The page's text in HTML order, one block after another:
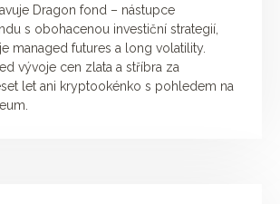
Dragon fond – nástupce
s obohacenou investiční strategií,
managed futures a long volatility.
vývoje cen zlata a stříbra za
let ani kryptookénko s pohledem na